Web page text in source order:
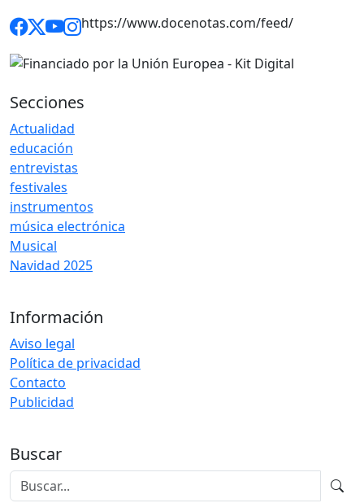
https://www.docenotas.com/feed/
Secciones
Actualidad
educación
entrevistas
festivales
instrumentos
música electrónica
Musical
Navidad 2025
Información
Aviso legal
Política de privacidad
Contacto
Publicidad
Buscar